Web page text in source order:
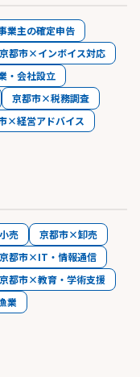
業主の確定申告
京都市×インボイス対応
・会社設立
京都市×税務調査
×経営アドバイス
売
京都市×卸売
京都市×IT・情報通信
京都市×教育・学術支援
業